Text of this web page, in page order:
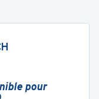
pour